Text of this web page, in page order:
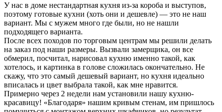
У нас в доме нестандартная кухня из-за короба и выступов,
поэтому готовые кухни (хоть они и дешевле) — это не наш
вариант. Мы с мужем много где были, но не нашли
подходящего варианта.
После всех походов по торговым центрам мы решили делать
на заказ под наши размеры. Вызвали замерщика, он все
обмерил, посчитал, нарисовал кухню именно такой, как
хотелось, и картинка в голове сложилась окончательно. Не
скажу, что это самый дешевый вариант, но кухня идеально
вписалась и цвет выбрала такой, как мне нравится.
Примерно через 2 недели нам установили нашу кухню-
красавицу! «Благодаря» нашим кривым стенам, им пришлось